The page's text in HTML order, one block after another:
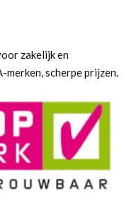
zakelijk en
scherpe prijzen.